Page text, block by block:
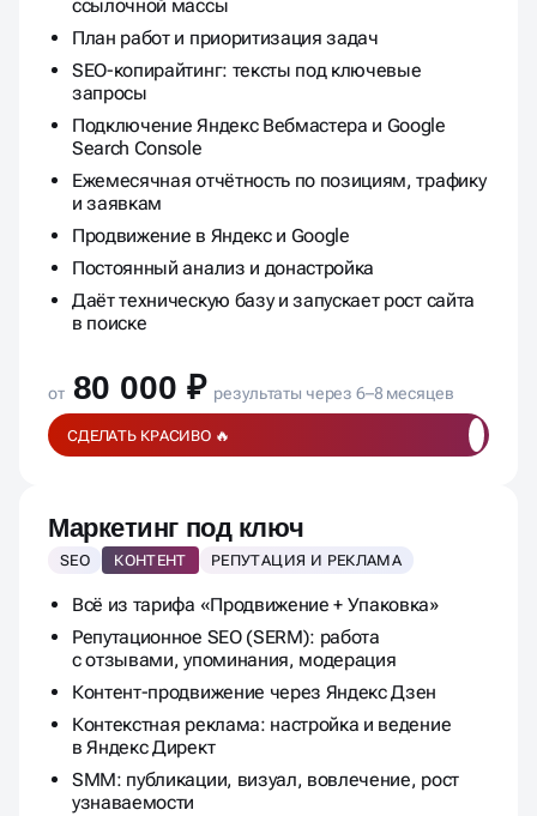
Внешняя оптимизация: наращивание
ссылочной массы
План работ и приоритизация задач
SEO-копирайтинг: тексты под ключевые
запросы
Подключение Яндекс Вебмастера и Google
Search Console
Ежемесячная отчётность по позициям, трафику
и заявкам
Продвижение в Яндекс и Google
Постоянный анализ и донастройка
Даёт техническую базу и запускает рост сайта
от 80 000 ₽ результаты через 6–8 месяцев
Маркетинг под ключ
SEO КОНТЕНТ РЕПУТАЦИЯ И РЕКЛАМА
Всё из тарифа «Продвижение + Упаковка»
Репутационное SEO (SERM): работа
с отзывами, упоминания, модерация
Контент-продвижение через Яндекс Дзен
Контекстная реклама: настройка и ведение
в Яндекс Директ